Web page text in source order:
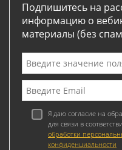
Подпишитесь на
информацию о
материалы (без
Я даю согласие на
для связи в
обработки
конфиденциальности